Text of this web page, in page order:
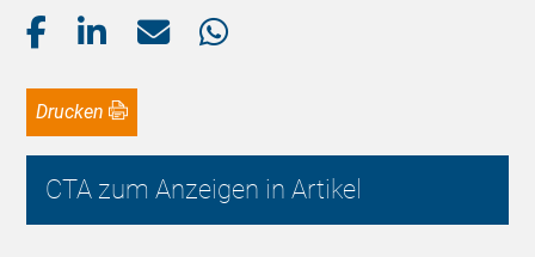
Drucken
CTA zum Anzeigen in Artikel